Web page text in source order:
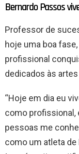
Bernardo Passos
Professor de
hoje uma boa
profissional
dedicados às
“Hoje em dia eu
como profissional,
pessoas me
como um atleta de